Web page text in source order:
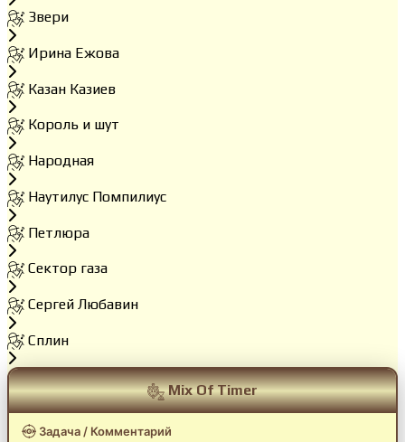
Звери
Ирина Ежова
Казан Казиев
Король и шут
Народная
Наутилус Помпилиус
Петлюра
Сектор газа
Сергей Любавин
Сплин
Mix Of Timer
Задача / Комментарий